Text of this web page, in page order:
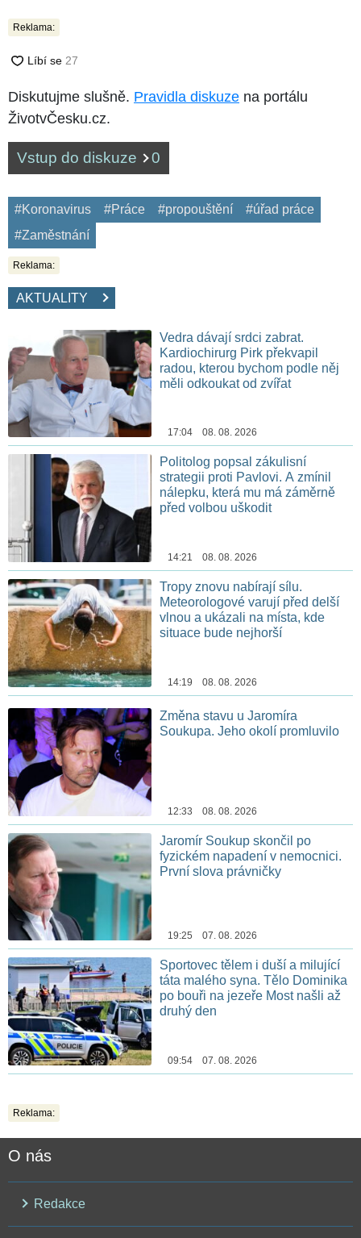
Reklama:
Diskutujme slušně. Pravidla diskuze na portálu
ŽivotvČesku.cz.
Vstup do diskuze 0
#Koronavirus #Práce #propouštění
#úřad práce
#Zaměstnání
Reklama:
AKTUALITY
Vedra dávají srdci zabrat.
Kardiochirurg Pirk překvapil
radou, kterou bychom podle něj
měli odkoukat od zvířat
17:04 08. 08. 2026
Politolog popsal zákulisní
strategii proti Pavlovi. A zmínil
nálepku, která mu má záměrně
před volbou uškodit
14:21 08. 08. 2026
Tropy znovu nabírají sílu.
Meteorologové varují před delší
vlnou a ukázali na místa, kde
situace bude nejhorší
14:19 08. 08. 2026
Změna stavu u Jaromíra
Soukupa. Jeho okolí promluvilo
12:33 08. 08. 2026
Jaromír Soukup skončil po
fyzickém napadení v nemocnici.
První slova právničky
19:25 07. 08. 2026
Sportovec tělem i duší a milující
táta malého syna. Tělo Dominika
po bouři na jezeře Most našli až
druhý den
09:54 07. 08. 2026
Reklama:
O nás
Redakce